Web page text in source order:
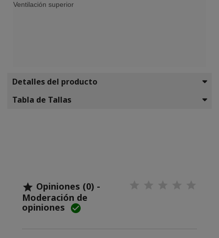
Ventilación superior
Detalles del producto
Tabla de Tallas
 Opiniones (0) -
Moderación de
opiniones 